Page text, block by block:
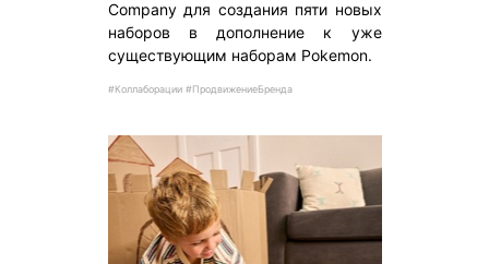
Company для создания пяти новых
наборов в дополнение к уже
существующим наборам Pokemon.
#Коллаборации #ПродвижениеБренда